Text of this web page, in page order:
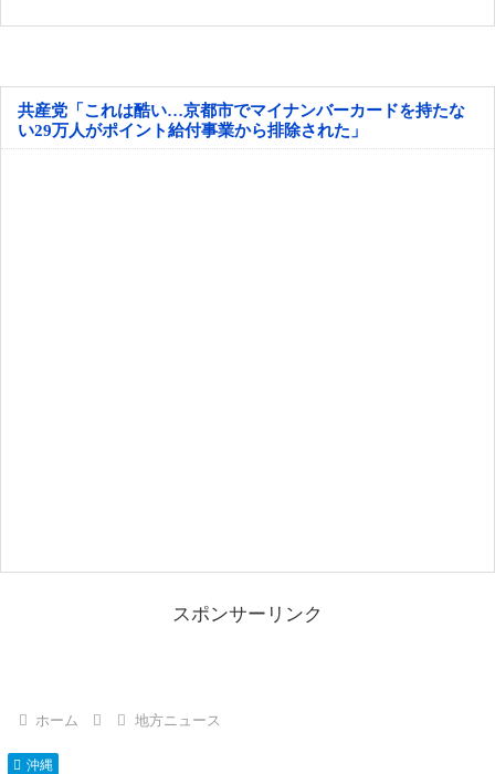
共産党「これは酷い…京都市でマイナンバーカードを持たな
い29万人がポイント給付事業から排除された」
スポンサーリンク
ホーム 地方ニュース
沖縄